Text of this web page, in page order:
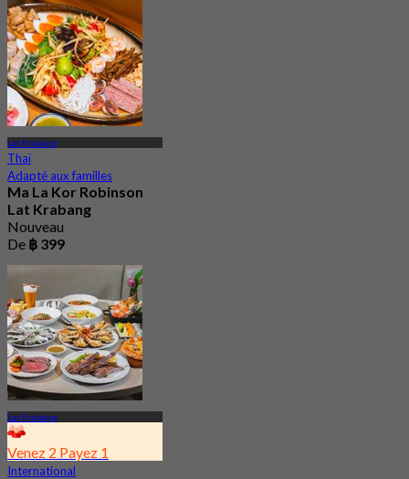
Lat Krabang
Thaï
Adapté aux familles
Ma La Kor Robinson
Lat Krabang
Nouveau
De ฿ 399
Lat Krabang
Venez 2 Payez 1
International